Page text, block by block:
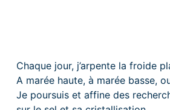
Chaque jour, j’arpente la froide
A marée haute, à marée basse,
Je poursuis et affine des